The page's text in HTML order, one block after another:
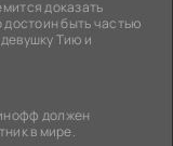
доказать
достоин быть частью
Тию и
должен
в мире.